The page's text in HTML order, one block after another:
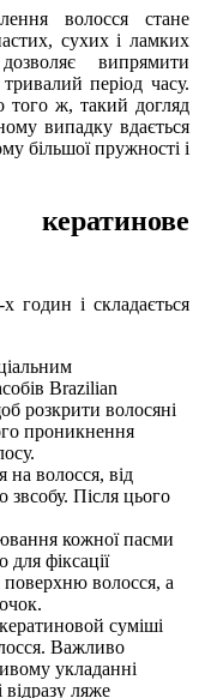
волосся стане
сухих і ламких
випрямити
період часу.
того ж, такий догляд
випадку вдається
більшої пружності і
годин і складається
Brazilian
розкрити волосяні
проникнення
на волосся, від
звсобу. Після цього
кожної пасми
фіксації
поверхню волосся, а
суміші
Важливо
укладанні
відразу ляже